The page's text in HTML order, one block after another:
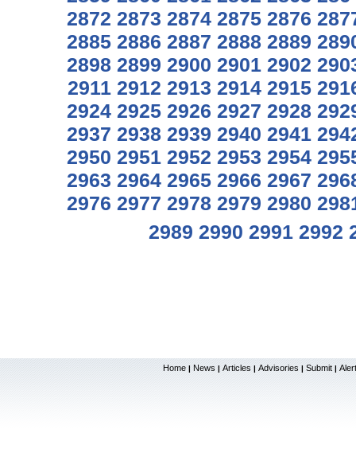
2872 2873 2874 2875 2876
2885 2886 2887 2888 2889
2898 2899 2900 2901 2902
2911 2912 2913 2914 2915
2924 2925 2926 2927 2928
2937 2938 2939 2940 2941
2950 2951 2952 2953 2954
2963 2964 2965 2966 2967
2976 2977 2978 2979 2980
2989 2990 2991 2992
Home | News | Articles | Advisories | Submit |